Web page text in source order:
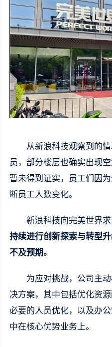
从新浪科技观察到的
员，部分楼层也确实出现
暂未得到证实，员工们因
断员工人数变化。
新浪科技向完美世界求
持续进行创新探索与转型
不及预期。
为应对挑战，公司主
决方案，其中包括优化资
必要的人员优化，以及办
中在核心优势业务上。